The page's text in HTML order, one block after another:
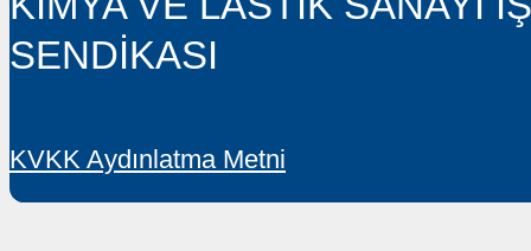
Web: www.lastik-is.org.tr
is@lastik-is.org.tr
© 1949–2026 LASTİK-İŞ •